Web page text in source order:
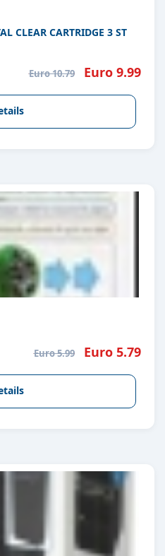
CLEAR CARTRIDGE 3 ST
Euro 10.79 Euro 9.99
Euro 5.99 Euro 5.79